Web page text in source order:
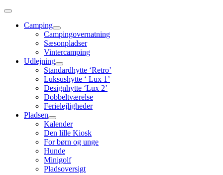
Skip
contentCamping
Campingovernatning
Sæsonpladser
Vintercamping
Udlejning
Standardhytte ‘Retro’
Luksushytte ‘ Lux 1’
Designhytte ‘Lux 2’
Dobbeltværelse
Ferielejligheder
Pladsen
Kalender
Den lille Kiosk
For børn og unge
Hunde
Minigolf
Pladsoversigt